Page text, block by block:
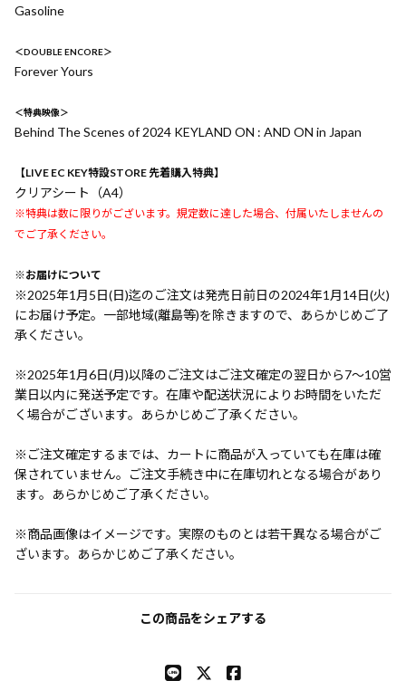
Gasoline
＜DOUBLE ENCORE＞
Forever Yours
＜特典映像＞
Behind The Scenes of 2024 KEYLAND ON : AND ON in Japan
【LIVE EC KEY特設STORE 先着購入特典】
クリアシート（A4）
※特典は数に限りがございます。規定数に達した場合、付属いたしませんの
でご了承ください。
※お届けについて
※2025年1月5日(日)迄のご注文は発売日前日の2024年1月14日(火)
にお届け予定。一部地域(離島等)を除きますので、あらかじめご了
承ください。
※2025年1月6日(月)以降のご注文はご注文確定の翌日から7〜10営
業日以内に発送予定です。在庫や配送状況によりお時間をいただ
く場合がございます。あらかじめご了承ください。
※ご注文確定するまでは、カートに商品が入っていても在庫は確
保されていません。ご注文手続き中に在庫切れとなる場合があり
ます。あらかじめご了承ください。
※商品画像はイメージです。実際のものとは若干異なる場合がご
ざいます。あらかじめご了承ください。
この商品をシェアする